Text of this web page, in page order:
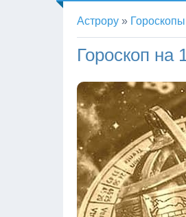
Астрору » Гороскопы
Гороскоп на